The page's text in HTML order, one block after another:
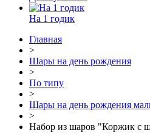
На 1 годик
Главная
>
Шары на день рождения
>
По типу
>
Шары на день рождения
>
Набор из шаров "Коржик с